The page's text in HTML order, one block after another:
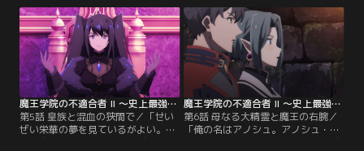
で待つ」と伝言を残したかつての右
腕、シン・レグリアである。森への
道中、アノスは情報屋の少女・リィ
ナと出会う。同じくアハルトヘルン
を目指す彼女を連れて、一行は森の
深淵へと進む。
ら5本の正解を選ぶという、ほとん
ど運試しの難問だ。しかしリィナの
助言もあり、アノスたちはそれぞれ
天辺を目指していく。そして精霊王
の城に一番乗りしたレイとミサが、
いよいよ最後の試練へ！
魔王学院の不適合者 II ～史上最強の魔王の始祖、転生して子孫たちの学校へ通う～ 第05話
第5話 皇族と混血の狭間で／「せい
ぜい栄華の夢を見ているがよい。本
物の魔王が帰るまでな。」デルゾゲ
魔王学院の不適合者 II ～史上最強の魔王の始祖、転生して子孫たちの学校へ通う～ 第06話
第6話 母なる大精霊と魔王の右腕／
「俺の名はアノシュ。アノシュ・ポ
ルティコーロだ。」アノスたちはデ